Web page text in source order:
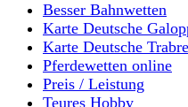
Besser Bahnwetten
Karte Deutsche
Karte Deutsche
Pferdewetten online
Preis / Leistung
Teures Hobby